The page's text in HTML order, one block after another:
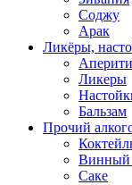
Соджу
Арак
Ликёры,
Ликеры
Бальзам
Прочий
Винный
Саке